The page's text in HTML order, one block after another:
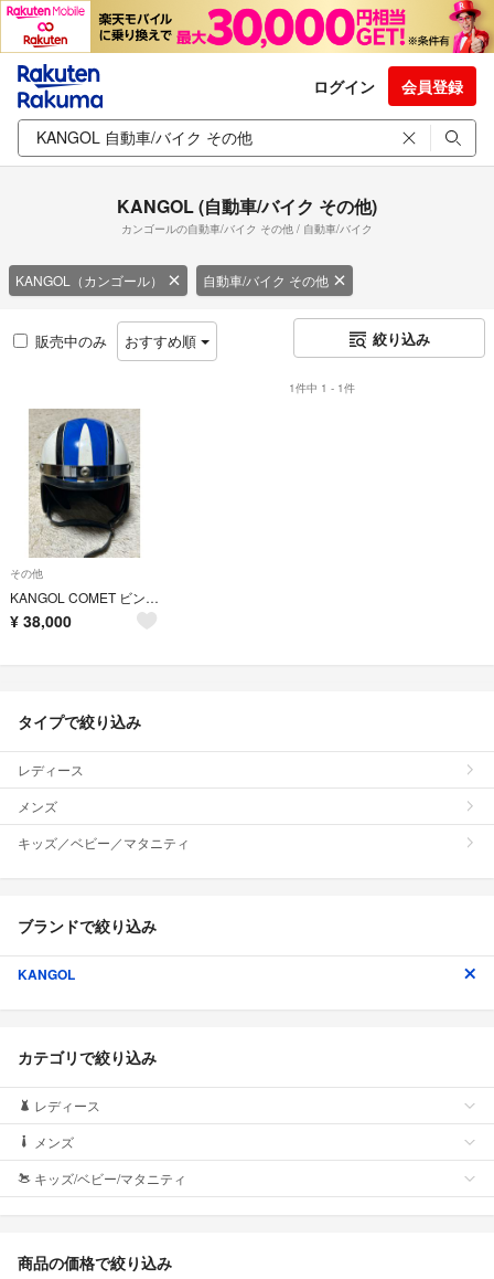
ログイン 会員登録
KANGOL (自動車/バイク その他)
カンゴールの自動車/バイク その他 / 自動車/バイク
KANGOL（カンゴール） 自動車/バイク その他
販売中のみ おすすめ順 絞り込み
1件中 1 - 1件
その他
KANGOL COMET ビンテージ ヘルメット
¥ 38,000
タイプで絞り込み
レディース
メンズ
キッズ／ベビー／マタニティ
ブランドで絞り込み
KANGOL
カテゴリで絞り込み
レディース
メンズ
キッズ/ベビー/マタニティ
商品の価格で絞り込み